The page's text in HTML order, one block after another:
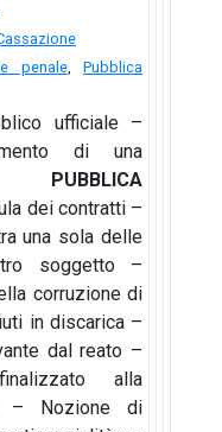
penale,Pubblica
ufficiale –
di una
–
PUBBLICA
dei contratti –
una sola delle
soggetto –
corruzione di
in discarica –
dal reato –
alla
– Nozione di